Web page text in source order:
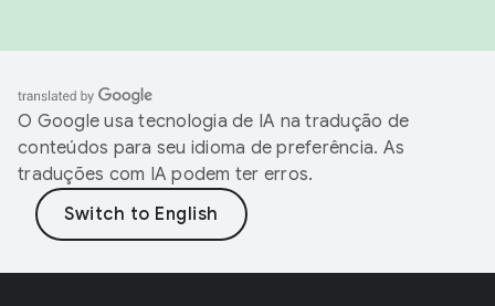
O Google usa tecnologia de IA na tradução de
conteúdos para seu idioma de preferência. As
traduções com IA podem ter erros.